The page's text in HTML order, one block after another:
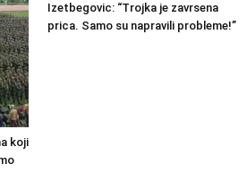
koji
Izetbegovic: “Trojka je zavrsena
prica. Samo su napravili probleme!”